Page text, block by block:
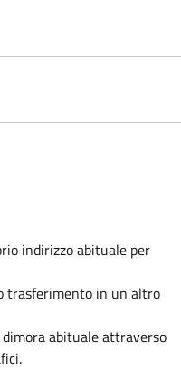
indirizzo abituale per
trasferimento in un altro
abituale attraverso